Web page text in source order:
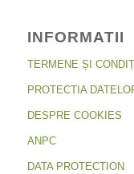
INFORMATII
TERMENE ȘI
PROTECTIA
DESPRE COOKIES
ANPC
DATA PROTECTION